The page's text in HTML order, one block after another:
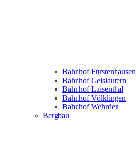
Bahnhof Fürstenhausen
Bahnhof Geislautern
Bahnhof Luisenthal
Bahnhof Völklingen
Bahnhof Wehrden
Bergbau